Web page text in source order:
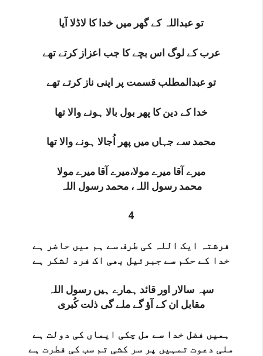
تو عبداللہ کے گھر میں خدا کا لاڈلا آیا
عرب کے لوگ اس بچے کا جب اعزاز کرتے تھے
تو عبدالمطلب قسمت پر اپنی ناز کرتے تھے
خدا کے دین کا پھر بول بالا ہونے والا تھا
محمد سے جہاں میں پھر اُجالا ہونے والا تھا
میرے آقا میرے مولا،میرے آقا میرے مولا
محمد رسول اللہ، محمد رسول اللہ
4
فرشتہ ایک اللہ کی طرف سے ہم میں حاضر ہے
خدا کے حکم سے جبرئیل بھی اک فرد لشکر ہے
سپہ سالار اور قائد ہمارے ہیں رسول اللہ
مقابل ان کے آؤ گے ملے گی ذلت کُبری
ہمیں فضل خدا سے مل چکی ایماں‌ کی دولت ہے
ملی دعوت تمہیں پر سر کشی تم سب کی فطرت ہے